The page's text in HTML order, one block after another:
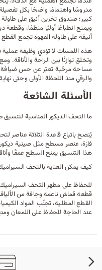
مدروسًا واهتمامًا واضحًا بكل
كبير؛صندوقتخزين أنيق علىطاولة
ويمنح انطباعًا أوليًا منظمًا، وقطعة
أنيقة على طاولة القهوة تجمع
هذه اللمسات لا تؤدي وظيفة
وتخلق توازنًا بين الراحة والأناقة.
مساحة مرحّبة تعبّر عن حس ضيافة
والرقي منذ اللحظة الأولى وحتى نهاية
الأسئلة الشائعة
ما التحف الديكور المناسبة لتنسيق
يُنصح باتباع قاعدة الثلاثة عناصر
فازة، عنصر مسطح مثل صينية
هذا التنسيق يمنح السطح عمقًا
كيف يمكن العناية بالتحف
للحفاظ على مظهر التحف
قطعة قماش ناعمة وجافة من
القطع المطلية، تجنّب المواد
عند الحاجة للحفاظ على اللمعان